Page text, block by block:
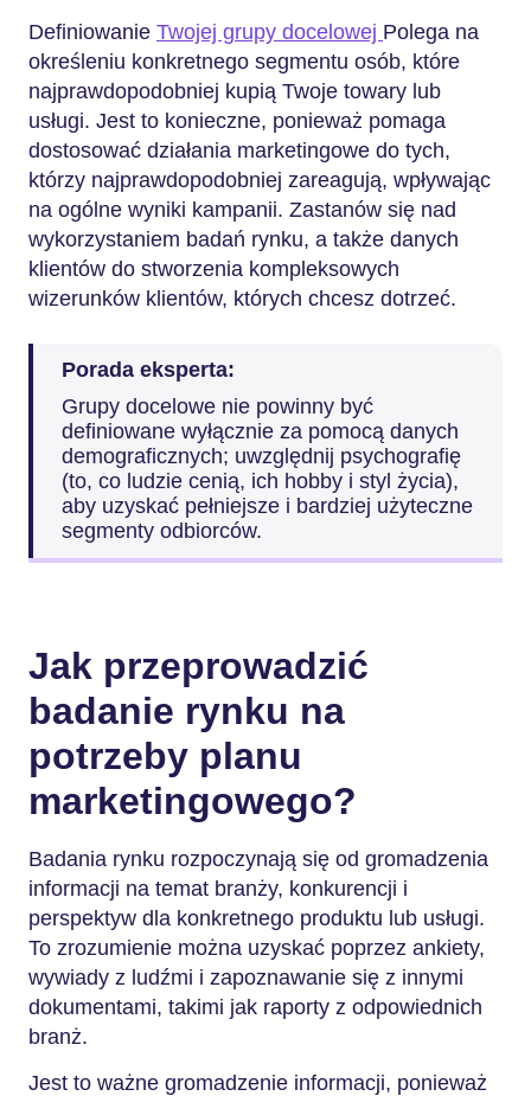
Definiowanie Twojej grupy docelowej Polega na
określeniu konkretnego segmentu osób, które
najprawdopodobniej kupią Twoje towary lub
usługi. Jest to konieczne, ponieważ pomaga
dostosować działania marketingowe do tych,
którzy najprawdopodobniej zareagują, wpływając
na ogólne wyniki kampanii. Zastanów się nad
wykorzystaniem badań rynku, a także danych
klientów do stworzenia kompleksowych
wizerunków klientów, których chcesz dotrzeć.
Porada eksperta:
Grupy docelowe nie powinny być
definiowane wyłącznie za pomocą danych
demograficznych; uwzględnij psychografię
(to, co ludzie cenią, ich hobby i styl życia),
aby uzyskać pełniejsze i bardziej użyteczne
segmenty odbiorców.
Jak przeprowadzić
badanie rynku na
potrzeby planu
marketingowego?
Badania rynku rozpoczynają się od gromadzenia
informacji na temat branży, konkurencji i
perspektyw dla konkretnego produktu lub usługi.
To zrozumienie można uzyskać poprzez ankiety,
wywiady z ludźmi i zapoznawanie się z innymi
dokumentami, takimi jak raporty z odpowiednich
branż.
Jest to ważne gromadzenie informacji, ponieważ